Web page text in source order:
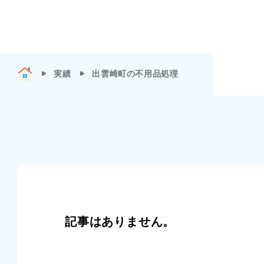
実績 出雲崎町の不用品処理
記事はありません。